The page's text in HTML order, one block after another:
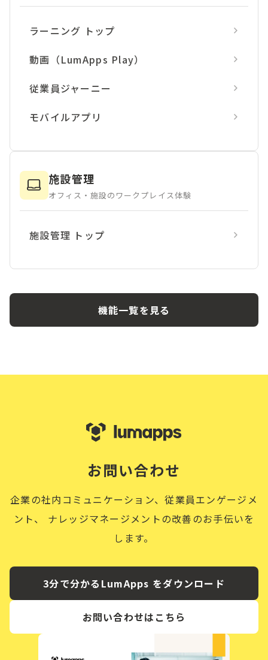
ラーニング トップ
動画（LumApps Play）
従業員ジャーニー
モバイルアプリ
施設管理
オフィス・施設のワークプレイス体験
施設管理 トップ
機能一覧を見る
お問い合わせ
企業の社内コミュニケーション、従業員エンゲージメ
ント、
ナレッジマネージメントの改善のお手伝いを
します。
3分で分かるLumApps をダウンロード
お問い合わせはこちら